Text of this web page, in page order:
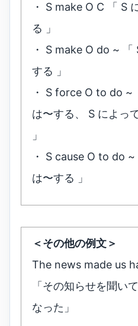
・ S make O C 「 S
る 」
・ S make O do ~ 「
する 」
・ S force O to do ~
は〜する、 S によっ
」
・ S cause O to do
は〜する 」
＜その他の例文＞
The news made us
「その知らせを聞い
なった」